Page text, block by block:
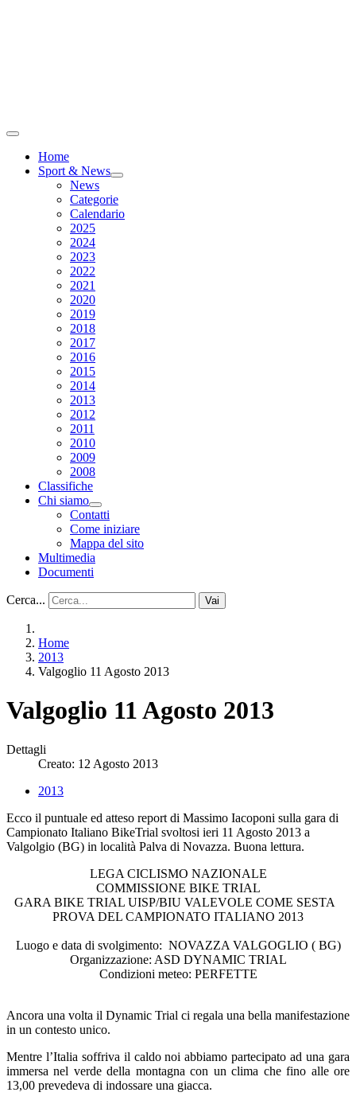
Home
Sport & News
News
Categorie
Calendario
2025
2024
2023
2022
2021
2020
2019
2018
2017
2016
2015
2014
2013
2012
2011
2010
2009
2008
Classifiche
Chi siamo
Contatti
Come iniziare
Mappa del sito
Multimedia
Documenti
Cerca... Vai
Home
2013
Valgoglio 11 Agosto 2013
Valgoglio 11 Agosto 2013
Dettagli
Creato: 12 Agosto 2013
2013
Ecco il puntuale ed atteso report di Massimo Iacoponi sulla gara di
Campionato Italiano BikeTrial svoltosi ieri 11 Agosto 2013 a
Valgolgio (BG) in località Palva di Novazza. Buona lettura.
LEGA CICLISMO NAZIONALE
COMMISSIONE BIKE TRIAL
GARA BIKE TRIAL UISP/BIU VALEVOLE COME SESTA
PROVA DEL CAMPIONATO ITALIANO 2013
Luogo e data di svolgimento: NOVAZZA VALGOGLIO ( BG)
Organizzazione: ASD DYNAMIC TRIAL
Condizioni meteo: PERFETTE
Ancora una volta il Dynamic Trial ci regala una bella manifestazione
in un contesto unico.
Mentre l’Italia soffriva il caldo noi abbiamo partecipato ad una gara
immersa nel verde della montagna con un clima che fino alle ore
13,00 prevedeva di indossare una giacca.